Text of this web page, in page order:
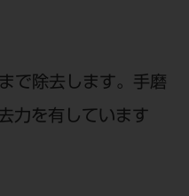
で除去します。手磨
力を有しています